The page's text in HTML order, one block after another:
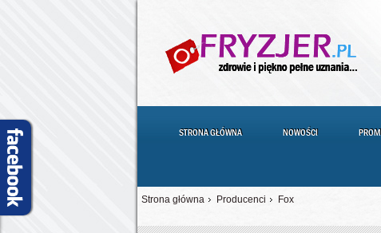
STRONA GŁÓWNA NOWOŚCI
Strona główna Producenci Fox